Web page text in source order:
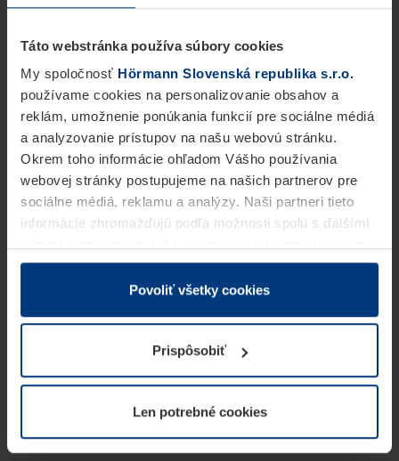
Táto webstránka používa súbory cookies
My spoločnosť Hörmann Slovenská republika s.r.o.
používame cookies na personalizovanie obsahov a
reklám, umožnenie ponúkania funkcií pre sociálne médiá
a analyzovanie prístupov na našu webovú stránku.
Okrem toho informácie ohľadom Vášho používania
webovej stránky postupujeme na našich partnerov pre
sociálne médiá, reklamu a analýzy. Naši partneri tieto
informácie zhromažďujú podľa možnosti spolu s ďalšími
v rámci Vášho využívania služieb.
Z právneho hľadiska môžeme cookies ukladať na Vašom
prevádzku tejto stránky. Pre všetky ostatné typy cookie
potrebujeme Vaše povolenie. Vaše povolenie môžete
kedykoľvek zmeniť alebo odvolať vo vysvetlení cookie
našej webovej stránky.
Povoliť všetky cookies
Prispôsobiť
Len potrebné cookies